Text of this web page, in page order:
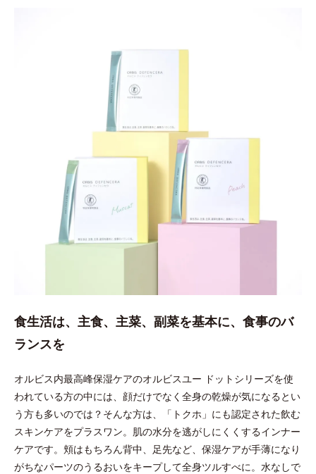
食生活は、主食、主菜、副菜を基本に、食事のバ
ランスを
オルビス内最高峰保湿ケアのオルビスユー ドットシリーズを使
われている方の中には、顔だけでなく全身の乾燥が気になるとい
う方も多いのでは？そんな方は、「トクホ」にも認定された飲む
スキンケアをプラスワン。肌の水分を逃がしにくくするインナー
ケアです。頬はもちろん背中、足先など、保湿ケアが手薄になり
がちなパーツのうるおいをキープして全身ツルすべに。水なしで